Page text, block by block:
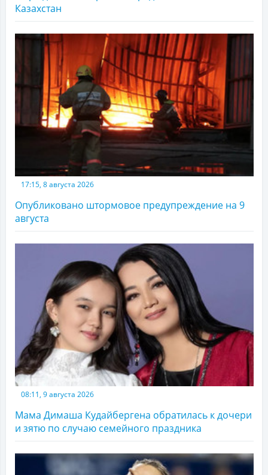
Казахстан
17:15, 8 августа 2026
Опубликовано штормовое предупреждение на 9
августа
08:11, 9 августа 2026
Мама Димаша Кудайбергена обратилась к дочери
и зятю по случаю семейного праздника